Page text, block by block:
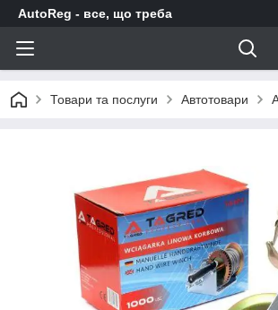
AutoReg - все, що треба
Товари та послуги Автотовари